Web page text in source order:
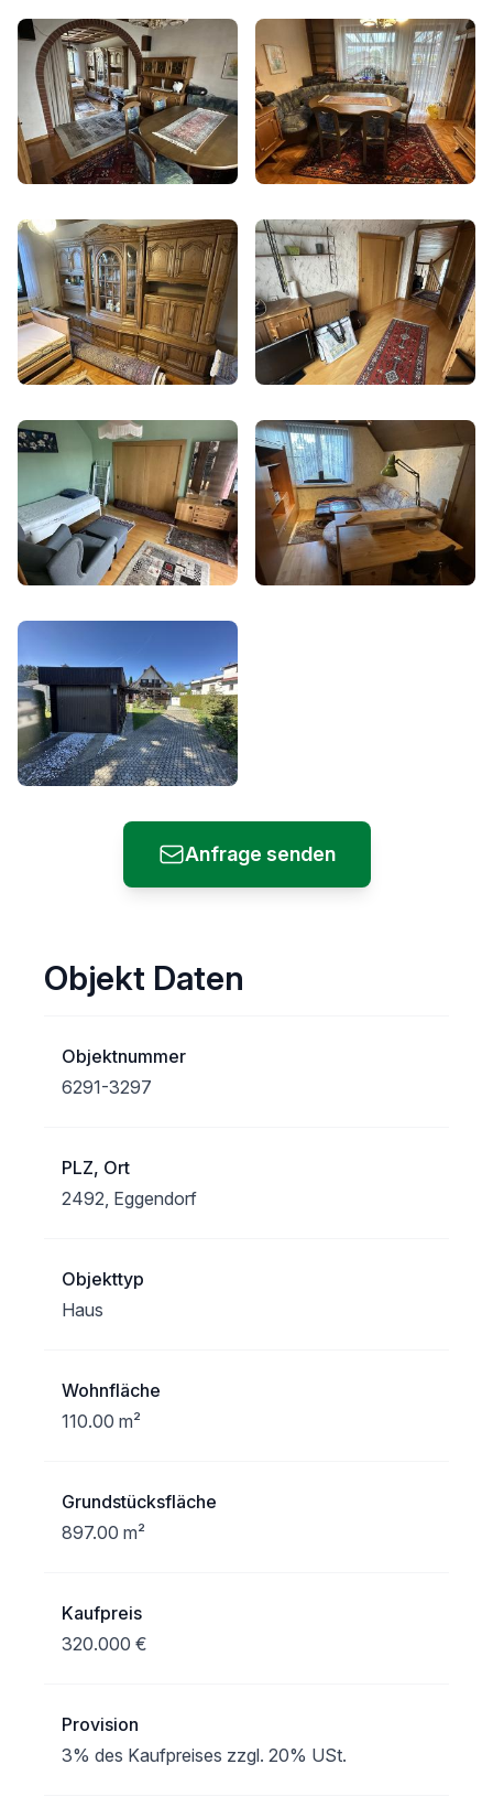
Anfrage senden
Objekt Daten
Objektnummer
6291-3297
PLZ, Ort
2492, Eggendorf
Objekttyp
Haus
Wohnfläche
110.00 m²
Grundstücksfläche
897.00 m²
Kaufpreis
320.000 €
Provision
3% des Kaufpreises zzgl. 20% USt.